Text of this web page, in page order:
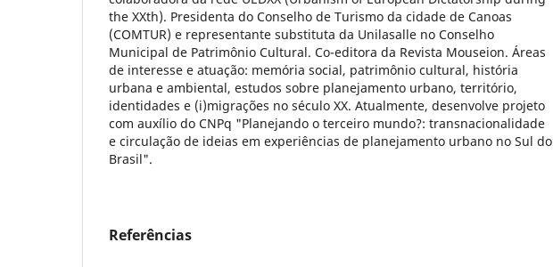
the XXth). Presidenta do Conselho de Turismo da cidade de Canoas
(COMTUR) e representante substituta da Unilasalle no Conselho
Municipal de Patrimônio Cultural. Co-editora da Revista Mouseion. Áreas
de interesse e atuação: memória social, patrimônio cultural, história
urbana e ambiental, estudos sobre planejamento urbano, território,
identidades e (i)migrações no século XX. Atualmente, desenvolve projeto
com auxílio do CNPq "Planejando o terceiro mundo?: transnacionalidade
e circulação de ideias em experiências de planejamento urbano no Sul do
Brasil".
Referências